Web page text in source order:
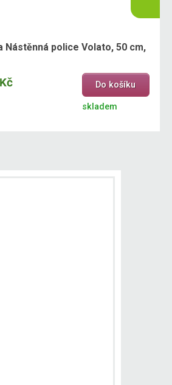
Nástěnná police Volato, 50 cm,
Do košíku
skladem